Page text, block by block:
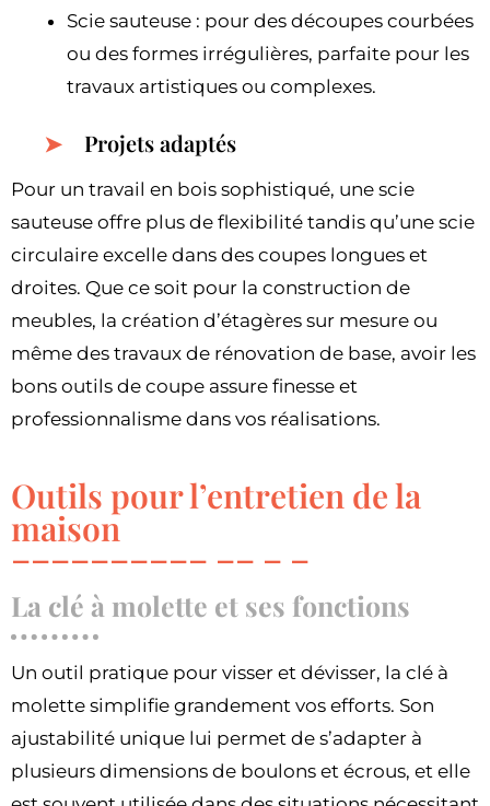
Scie sauteuse : pour des découpes courbées
ou des formes irrégulières, parfaite pour les
travaux artistiques ou complexes.
Projets adaptés
Pour un travail en bois sophistiqué, une scie
sauteuse offre plus de flexibilité tandis qu’une scie
circulaire excelle dans des coupes longues et
droites. Que ce soit pour la construction de
meubles, la création d’étagères sur mesure ou
même des travaux de rénovation de base, avoir les
bons outils de coupe assure finesse et
professionnalisme dans vos réalisations.
Outils pour l’entretien de la
maison
La clé à molette et ses fonctions
Un outil pratique pour visser et dévisser, la clé à
molette simplifie grandement vos efforts. Son
ajustabilité unique lui permet de s’adapter à
plusieurs dimensions de boulons et écrous, et elle